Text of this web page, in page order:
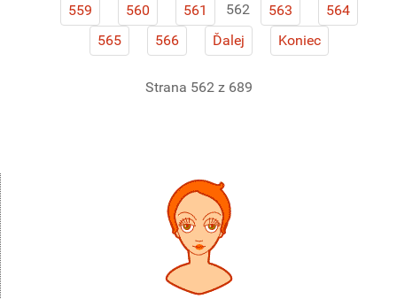
559
560 561 562 563
564
565
566 Ďalej Koniec
Strana 562 z 689